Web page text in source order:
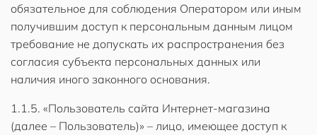
обязательное для соблюдения Оператором или иным
получившим доступ к персональным данным лицом
требование не допускать их распространения без
согласия субъекта персональных данных или
наличия иного законного основания.
1.1.5. «Пользователь сайта Интернет-магазина
(далее – Пользователь)» – лицо, имеющее доступ к